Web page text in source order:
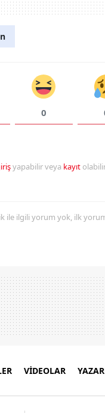
0
yapabilir veya kayıt
ile ilgili yorum yok, ilk
VİDEOLAR